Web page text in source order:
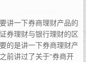
讲一下券商理财产品的
券理财与银行理财的区
的是讲一下券商理财产
前讲过了关于“券商开